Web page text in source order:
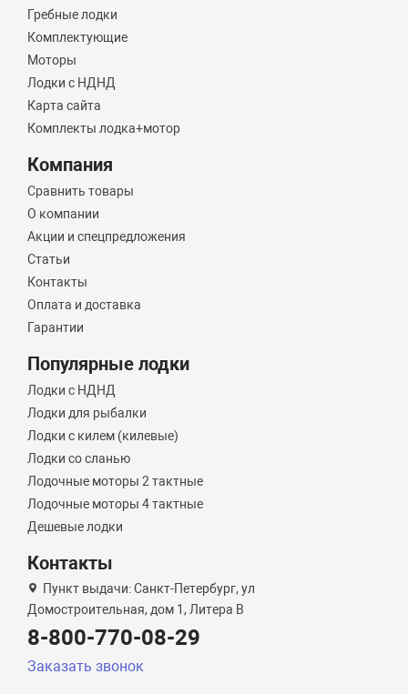
Гребные лодки
Комплектующие
Моторы
Лодки с НДНД
Карта сайта
Комплекты лодка+мотор
Компания
Сравнить товары
О компании
Акции и спецпредложения
Статьи
Контакты
Оплата и доставка
Гарантии
Популярные лодки
Лодки с НДНД
Лодки для рыбалки
Лодки с килем (килевые)
Лодки со сланью
Лодочные моторы 2 тактные
Лодочные моторы 4 тактные
Дешевые лодки
Контакты
Пункт выдачи: Санкт-Петербург, ул
Домостроительная, дом 1, Литера B
8-800-770-08-29
Заказать звонок